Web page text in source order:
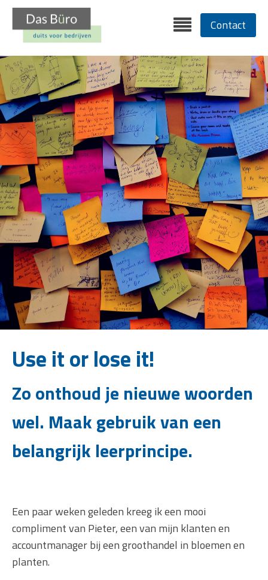
Contact
Use it or lose it!
Zo onthoud je nieuwe woorden
wel. Maak gebruik van een
belangrijk leerprincipe.
Een paar weken geleden kreeg ik een mooi
compliment van Pieter, een van mijn klanten en
accountmanager bij een groothandel in bloemen en
planten.